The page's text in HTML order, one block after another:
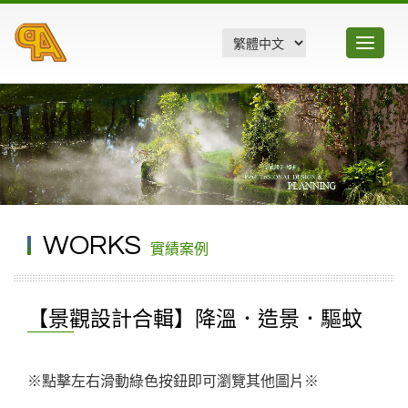
Toggle
WORKS 實績案例
【景觀設計合輯】降溫．造景．驅蚊
※點擊左右滑動綠色按鈕即可瀏覽其他圖片※